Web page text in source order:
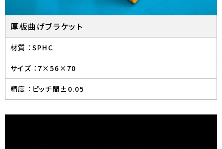
厚板曲げブラケット
材質 ： SPHC
サイズ ： 7×56×70
精度 ： ピッチ間±0.05